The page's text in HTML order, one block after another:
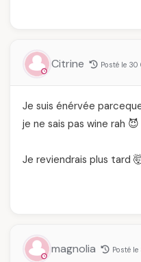
Citrine Posté le
Je suis énérvée
je ne sais pas wine rah 😈
Je reviendrais plus tard
magnolia Posté